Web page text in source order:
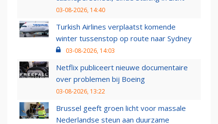
03-08-2026, 14:40
Turkish Airlines verplaatst komende
winter tussenstop op route naar Sydney
03-08-2026, 14:03
Netflix publiceert nieuwe documentaire
over problemen bij Boeing
03-08-2026, 13:22
Brussel geeft groen licht voor massale
Nederlandse steun aan duurzame